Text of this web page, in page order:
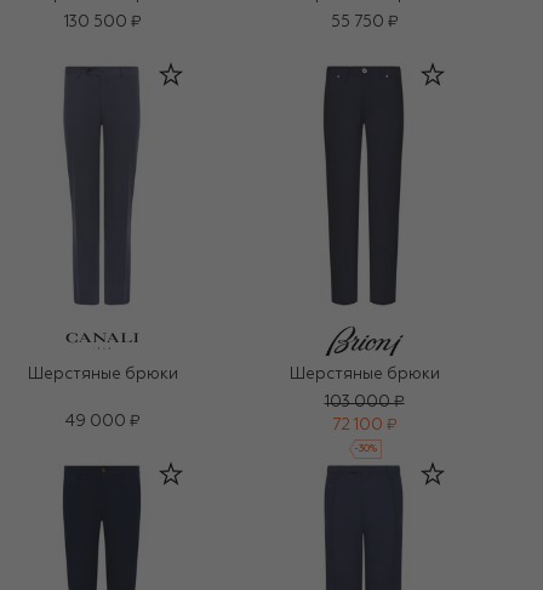
130 500 ₽
55 750 ₽
Шерстяные брюки
49 000 ₽
Шерстяные брюки
103 000 ₽
72 100 ₽
-30%